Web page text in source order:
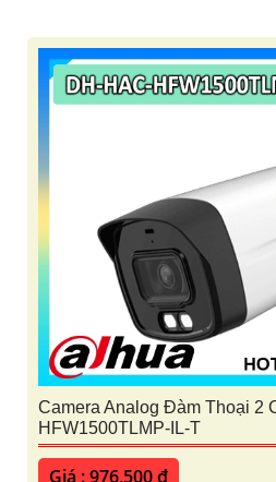
Camera Analog Đàm Thoại 2
HFW1500TLMP-IL-T
Giá : 976,500 ₫